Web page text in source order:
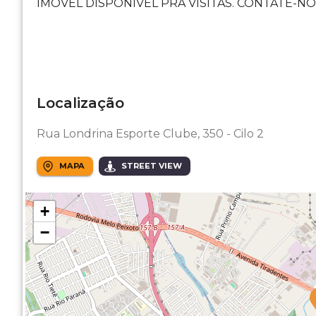
IMÓVEL DISPONIVEL PRA VISITAS. CONTATE-
Localização
Rua Londrina Esporte Clube, 350 - Cilo 2
MAPA STREET VIEW
+
−